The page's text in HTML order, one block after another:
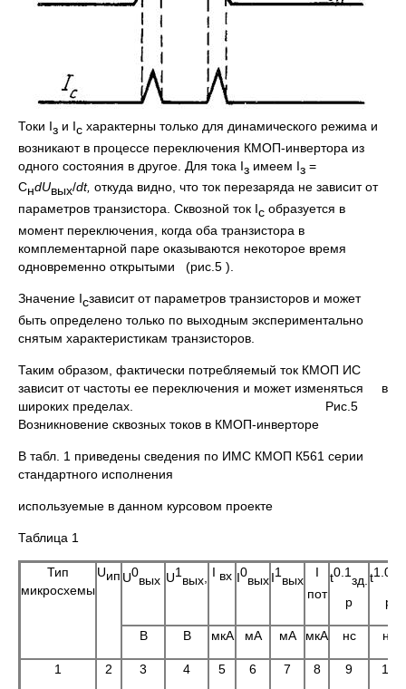
Токи Iз и Iс характерны только для динамического режима и
возникают в процессе переключения КМОП-инвертора из
одного состояния в другое. Для тока Iз имеем Iз =
CнdUвых/dt, откуда видно, что ток перезаряда не зависит от
параметров транзистора. Сквозной ток Ic образуется в
момент переключения, когда оба транзистора в
комплементарной паре оказываются некоторое время
одновременно открытыми (рис.5 ).
Значение Iсзависит от параметров транзисторов и может
быть определено только по выходным экспериментально
снятым характеристикам транзисторов.
Таким образом, фактически потребляемый ток КМОП ИС
зависит от частоты ее переключения и может изменяться в
широких пределах. Рис.5
Возникновение сквозных токов в КМOП-инверторе
В табл. 1 приведены сведения по ИМС КМОП К561 серии
стандартного исполнения
используемые в данном курсовом проекте
Таблица 1
Тип
микросхемы
Uип U0
вых U1
вых
I вх I0
выхI1
вых
I
пот
t0.1
зд.
р
t1.0
р
В В мкА мА мА мкА нс нс
1 2 3 4 5 6 7 8 9 10